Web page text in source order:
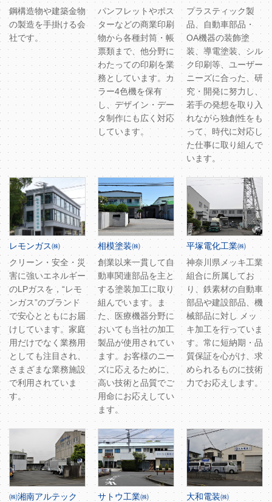
鋼構造物や建築金物
の製造を手掛ける会
社です。
パンフレットやポス
ターなどの商業印刷
物から各種封筒・帳
票類まで、他分野に
わたっての印刷を業
務としています。カ
ラー4色機を保有
し、デザイン・デー
タ制作にも広く対応
しています。
プラスティック製
品、自動車部品・
OA機器の装飾塗
装、導電塗装、シル
ク印刷等、ユーザー
ニーズに合った、研
究・開発に努力し、
若手の発想を取り入
れながら独創性をも
って、時代に対応し
た仕事に取り組んで
います。
レモンガス㈱
クリーン・安全・災
害に強いエネルギー
のLPガスを，“レモ
ンガス”のブランド
で安心とともにお届
けしています。家庭
用だけでなく業務用
としても注目され、
さまざまな業務施設
で利用されていま
す。
相模塗装㈱
創業以来一貫して自
動車関連部品を主と
する塗装加工に取り
組んでいます。ま
た、医療機器分野に
おいても当社の加工
製品が使用されてい
ます。お客様のニー
ズに応えるために、
高い技術と品質でご
用命にお応えしてい
ます。
平塚電化工業㈱
神奈川県メッキ工業
組合に所属してお
り、鉄素材の自動車
部品や建設部品、機
械部品に対し メッ
キ加工を行っていま
す。常に短納期・品
質保証を心がけ、求
められるものに技術
力でお応えします。
㈱湘南アルテック
サトウ工業㈱
大和電装㈱